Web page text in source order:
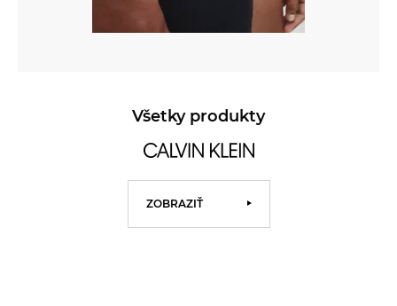
Všetky produkty
ZOBRAZIŤ